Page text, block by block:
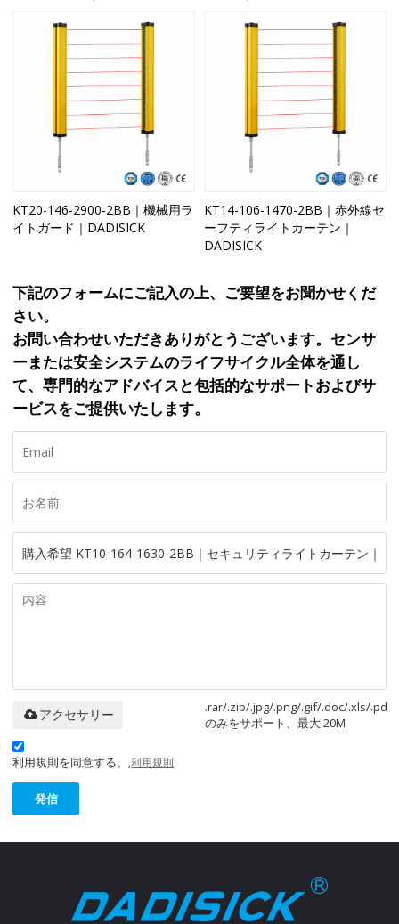
KT20-146-2900-2BB｜機械用ラ
イトガード｜DADISICK
KT14-106-1470-2BB｜赤外線セ
ーフティライトカーテン｜
DADISICK
下記のフォームにご記入の上、ご要望をお聞かせくだ
さい。
お問い合わせいただきありがとうございます。センサ
ーまたは安全システムのライフサイクル全体を通し
て、専門的なアドバイスと包括的なサポートおよびサ
ービスをご提供いたします。
.rar/.zip/.jpg/.png/.gif/.doc/.xls/.pdf
のみをサポート、最大 20M
アクセサリー
利用規則を同意する。,利用規則
発信